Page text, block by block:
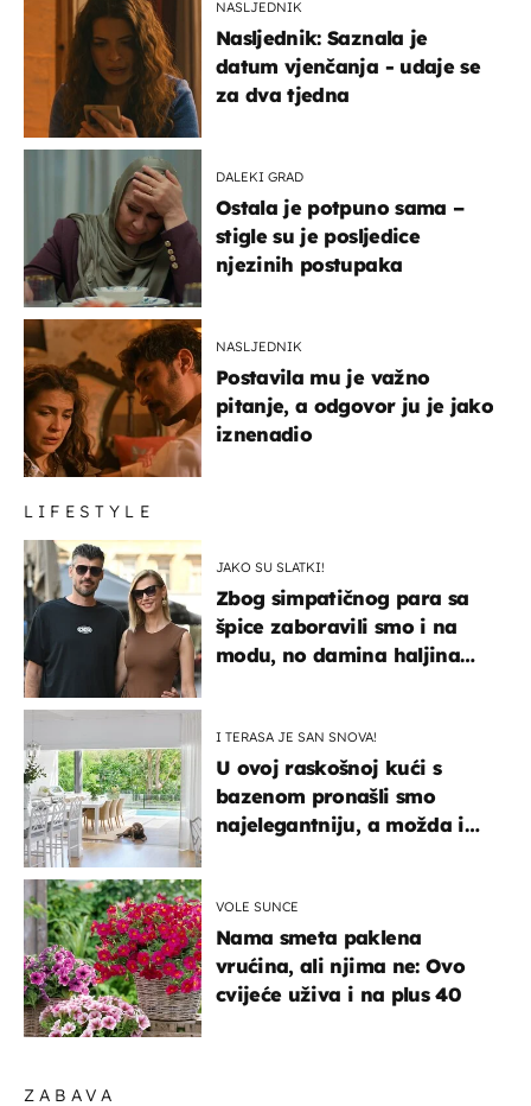
ZABAVA
NASLJEDNIK
Nasljednik: Saznala je
datum vjenčanja - udaje se
za dva tjedna
DALEKI GRAD
Ostala je potpuno sama –
stigle su je posljedice
njezinih postupaka
NASLJEDNIK
Postavila mu je važno
pitanje, a odgovor ju je jako
iznenadio
LIFESTYLE
JAKO SU SLATKI!
Zbog simpatičnog para sa
špice zaboravili smo i na
modu, no damina haljina
I TERASA JE SAN SNOVA!
U ovoj raskošnoj kući s
bazenom pronašli smo
najelegantniju, a možda i
VOLE SUNCE
Nama smeta paklena
vrućina, ali njima ne: Ovo
cvijeće uživa i na plus 40